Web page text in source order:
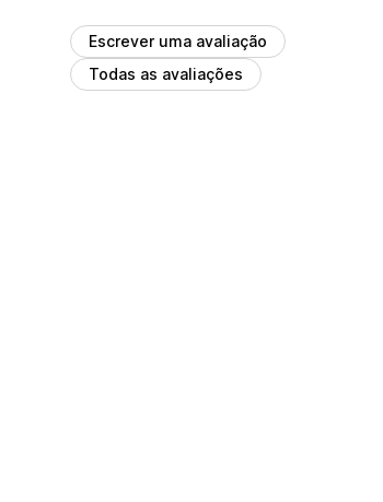
Escrever uma avaliação
Todas as avaliações